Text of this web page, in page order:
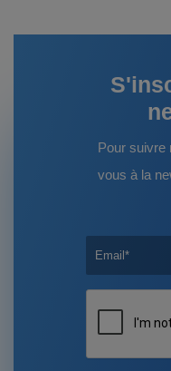
Pour suivre
vous à la